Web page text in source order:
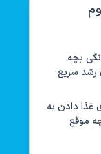
بچه
رشد سریع
غذا دادن به
موقع